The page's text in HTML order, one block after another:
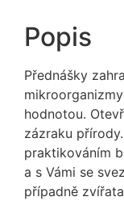
Popis
Přednášky
hodnotou.
zázraku
praktikováním
a s Vámi se
případně